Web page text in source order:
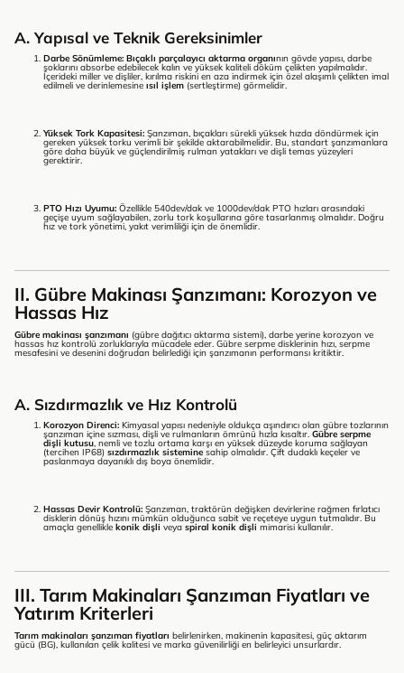
A. Yapısal ve Teknik Gereksinimler
Darbe Sönümleme: Bıçaklı parçalayıcı aktarma organının gövde yapısı, darbe
şoklarını absorbe edebilecek kalın ve yüksek kaliteli döküm çelikten yapılmalıdır.
İçerideki miller ve dişliler, kırılma riskini en aza indirmek için özel alaşımlı çelikten imal
edilmeli ve derinlemesine ısıl işlem (sertleştirme) görmelidir.
Yüksek Tork Kapasitesi: Şanzıman, bıçakları sürekli yüksek hızda döndürmek için
gereken yüksek torku verimli bir şekilde aktarabilmelidir. Bu, standart şanzımanlara
göre daha büyük ve güçlendirilmiş rulman yatakları ve dişli temas yüzeyleri
gerektirir.
PTO Hızı Uyumu: Özellikle 540dev/dak ve 1000dev/dak PTO hızları arasındaki
geçişe uyum sağlayabilen, zorlu tork koşullarına göre tasarlanmış olmalıdır. Doğru
hız ve tork yönetimi, yakıt verimliliği için de önemlidir.
II. Gübre Makinası Şanzımanı: Korozyon ve
Hassas Hız
Gübre makinası şanzımanı (gübre dağıtıcı aktarma sistemi), darbe yerine korozyon ve
hassas hız kontrolü zorluklarıyla mücadele eder. Gübre serpme disklerinin hızı, serpme
mesafesini ve desenini doğrudan belirlediği için şanzımanın performansı kritiktir.
A. Sızdırmazlık ve Hız Kontrolü
Korozyon Direnci: Kimyasal yapısı nedeniyle oldukça aşındırıcı olan gübre tozlarının
şanzıman içine sızması, dişli ve rulmanların ömrünü hızla kısaltır. Gübre serpme
dişli kutusu, nemli ve tozlu ortama karşı en yüksek düzeyde koruma sağlayan
(tercihen IP68) sızdırmazlık sistemine sahip olmalıdır. Çift dudaklı keçeler ve
paslanmaya dayanıklı dış boya önemlidir.
Hassas Devir Kontrolü: Şanzıman, traktörün değişken devirlerine rağmen fırlatıcı
disklerin dönüş hızını mümkün olduğunca sabit ve reçeteye uygun tutmalıdır. Bu
amaçla genellikle konik dişli veya spiral konik dişli mimarisi kullanılır.
III. Tarım Makinaları Şanzıman Fiyatları ve
Yatırım Kriterleri
Tarım makinaları şanzıman fiyatları belirlenirken, makinenin kapasitesi, güç aktarım
gücü (BG), kullanılan çelik kalitesi ve marka güvenilirliği en belirleyici unsurlardır.